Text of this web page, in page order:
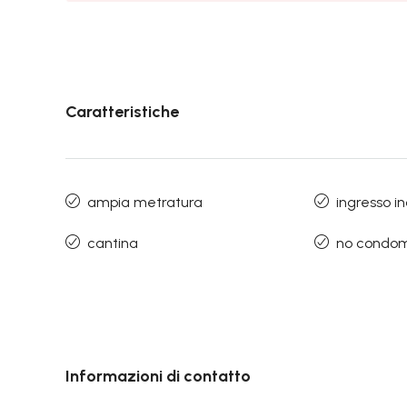
Caratteristiche
ampia metratura
cantina
ingresso
no
Informazioni di contatto